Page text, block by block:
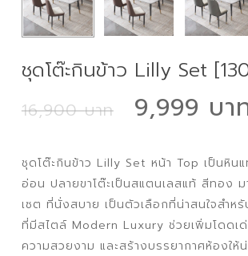
ชุดโต๊ะกินข้าว Lilly Set
16,900 Original
price
was:
16,900 ฿.
9,999
ชุดโต๊ะกินข้าว Lilly Set หน้า Top เป็นหิน
อ่อน ปลายขาโต๊ะเป็นสแตนเลสแท้ สีทอง ม
เซต ที่นั่งสบาย เป็นตัวเลือกที่น่าสนใจสำห
ที่มีสไตล์ Modern Luxury ช่วยเพิ่มโดดเ
ความสวยงาม และสร้างบรรยากาศห้องให้